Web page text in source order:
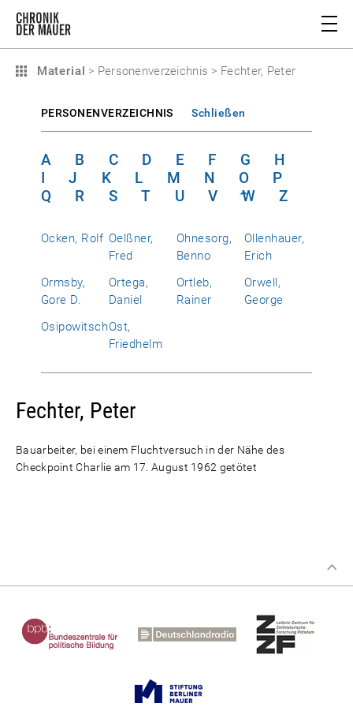
Material > Personenverzeichnis > Fechter, Peter
PERSONENVERZEICHNIS Schließen
A B C D E F G
H
I
J K L M N O
P
Q
R S T U V W Z
Ocken, Rolf Oelßner,
Fred
Ohnesorg,
Benno
Ollenhauer,
Erich
Ormsby,
Gore D.
Ortega,
Daniel
Ortleb,
Rainer
Orwell,
George
OsipowitschOst,
Friedhelm
Fechter, Peter
Bauarbeiter, bei einem Fluchtversuch in der Nähe des
Checkpoint Charlie am 17. August 1962 getötet